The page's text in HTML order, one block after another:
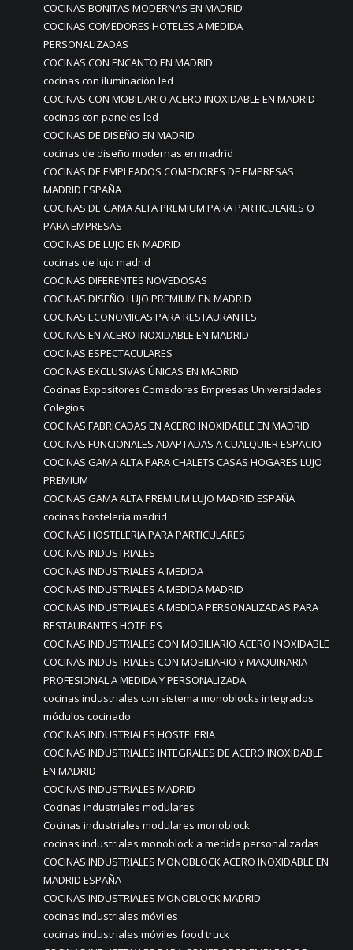
COCINAS BONITAS MODERNAS EN MADRID
COCINAS COMEDORES HOTELES A MEDIDA
PERSONALIZADAS
COCINAS CON ENCANTO EN MADRID
cocinas con iluminación led
COCINAS CON MOBILIARIO ACERO INOXIDABLE EN MADRID
cocinas con paneles led
COCINAS DE DISEÑO EN MADRID
cocinas de diseño modernas en madrid
COCINAS DE EMPLEADOS COMEDORES DE EMPRESAS
MADRID ESPAÑA
COCINAS DE GAMA ALTA PREMIUM PARA PARTICULARES O
PARA EMPRESAS
COCINAS DE LUJO EN MADRID
cocinas de lujo madrid
COCINAS DIFERENTES NOVEDOSAS
COCINAS DISEÑO LUJO PREMIUM EN MADRID
COCINAS ECONOMICAS PARA RESTAURANTES
COCINAS EN ACERO INOXIDABLE EN MADRID
COCINAS ESPECTACULARES
COCINAS EXCLUSIVAS ÚNICAS EN MADRID
Cocinas Expositores Comedores Empresas Universidades
Colegios
COCINAS FABRICADAS EN ACERO INOXIDABLE EN MADRID
COCINAS FUNCIONALES ADAPTADAS A CUALQUIER ESPACIO
COCINAS GAMA ALTA PARA CHALETS CASAS HOGARES LUJO
PREMIUM
COCINAS GAMA ALTA PREMIUM LUJO MADRID ESPAÑA
cocinas hostelería madrid
COCINAS HOSTELERIA PARA PARTICULARES
COCINAS INDUSTRIALES
COCINAS INDUSTRIALES A MEDIDA
COCINAS INDUSTRIALES A MEDIDA MADRID
COCINAS INDUSTRIALES A MEDIDA PERSONALIZADAS PARA
RESTAURANTES HOTELES
COCINAS INDUSTRIALES CON MOBILIARIO ACERO INOXIDABLE
COCINAS INDUSTRIALES CON MOBILIARIO Y MAQUINARIA
PROFESIONAL A MEDIDA Y PERSONALIZADA
cocinas industriales con sistema monoblocks integrados
módulos cocinado
COCINAS INDUSTRIALES HOSTELERIA
COCINAS INDUSTRIALES INTEGRALES DE ACERO INOXIDABLE
EN MADRID
COCINAS INDUSTRIALES MADRID
Cocinas industriales modulares
Cocinas industriales modulares monoblock
cocinas industriales monoblock a medida personalizadas
COCINAS INDUSTRIALES MONOBLOCK ACERO INOXIDABLE EN
MADRID ESPAÑA
COCINAS INDUSTRIALES MONOBLOCK MADRID
cocinas industriales móviles
cocinas industriales móviles food truck